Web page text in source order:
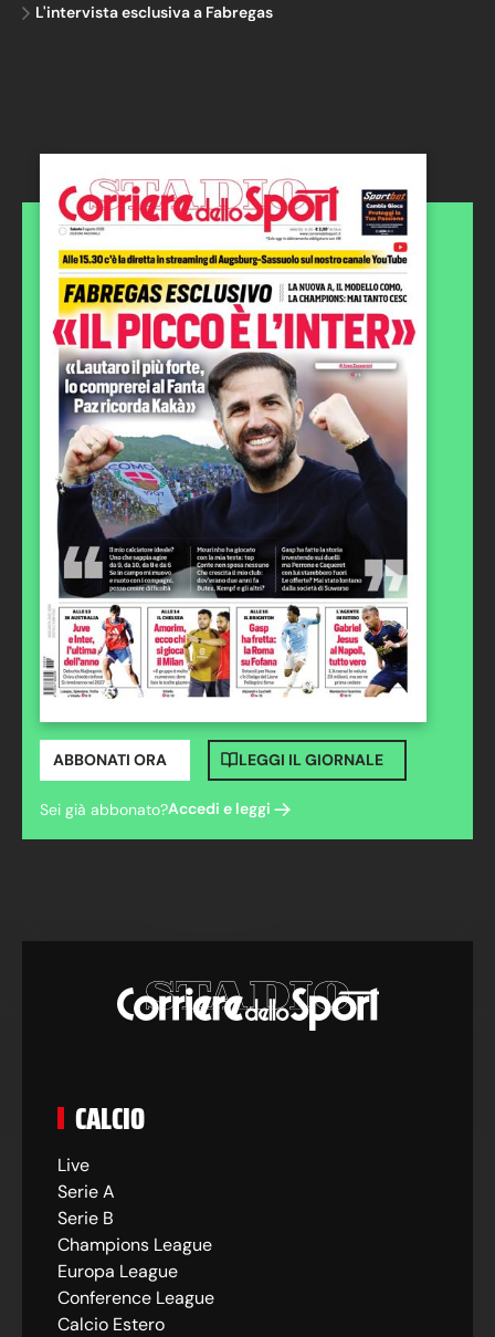
L'intervista esclusiva a Fabregas
ABBONATI ORA LEGGI IL GIORNALE
Sei già abbonato?Accedi e leggi
CALCIO
Live
Serie A
Serie B
Champions League
Europa League
Conference League
Calcio Estero